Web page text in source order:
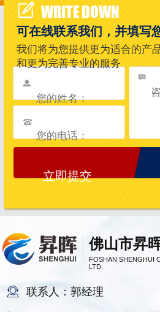
佛山市昇
FOSHAN SHENGHUI
LTD.
联系人：郭经理
WRITE DOWN
可在线联系我们，并填写
我们将为您提供更为适合的产
和更为完善专业的服务